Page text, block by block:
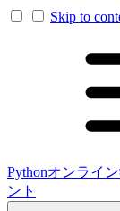
Skip to
Pythonオンライ
ント